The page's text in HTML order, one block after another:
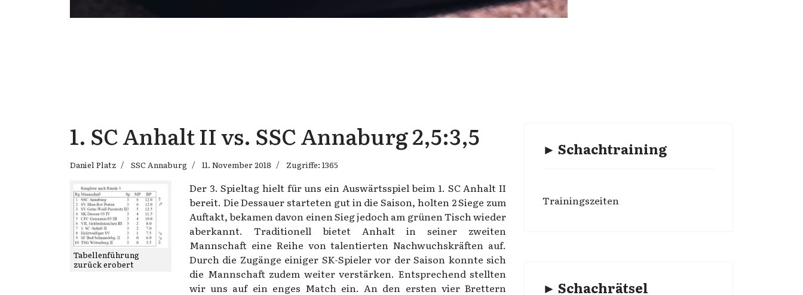
1. SC Anhalt II vs. SSC Annaburg 2,5:3,5
Daniel Platz SSC Annaburg 11. November 2018 Zugriffe: 1365
Tabellenführung
zurück erobert
Der 3. Spieltag hielt für uns ein Auswärtsspiel beim 1. SC Anhalt II
bereit. Die Dessauer starteten gut in die Saison, holten 2 Siege zum
Auftakt, bekamen davon einen Sieg jedoch am grünen Tisch wieder
aberkannt. Traditionell bietet Anhalt in seiner zweiten
Mannschaft eine Reihe von talentierten Nachwuchskräften auf.
Durch die Zugänge einiger SK-Spieler vor der Saison konnte sich
die Mannschaft zudem weiter verstärken. Entsprechend stellten
wir uns auf ein enges Match ein. An den ersten vier Brettern
► Schachtraining
Trainingszeiten
► Schachrätsel